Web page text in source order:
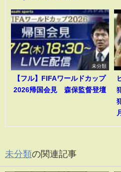
未分類
【フル】FIFAワールドカップ
2026帰国会見 森保監督登壇
未分類の関連記事